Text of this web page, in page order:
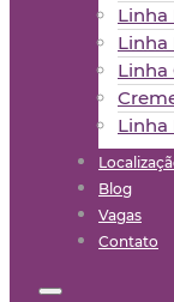
Linha
Linha
Linha
Linha
Blog
Vagas
Contato